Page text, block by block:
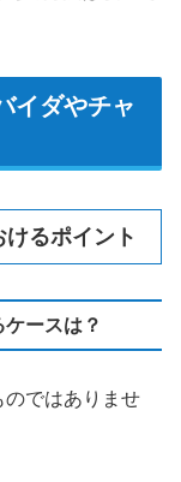
イダやチャ
るポイント
ースは？
のではありませ